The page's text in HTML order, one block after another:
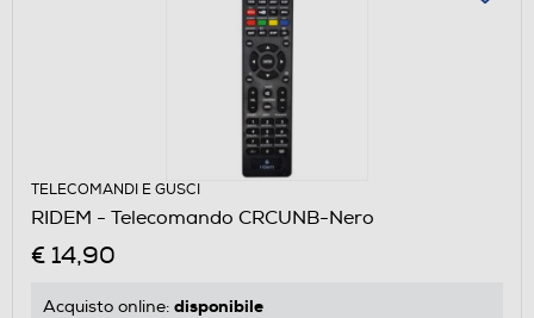
TELECOMANDI E GUSCI
RIDEM - Telecomando CRCUNB-Nero
€ 14,90
Acquisto online: disponibile